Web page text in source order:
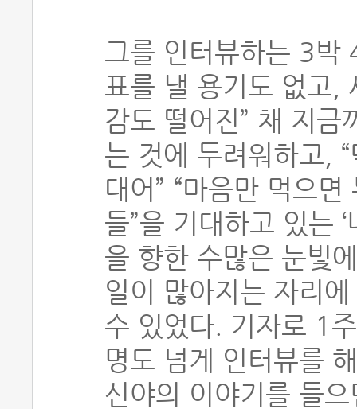
그를 인터뷰하는 3박
표를 낼 용기도 없고,
감도 떨어진” 채 지금
는 것에 두려워하고,
대어” “마음만 먹으
들”을 기대하고 있는
을 향한 수많은 눈빛
일이 많아지는 자리
수 있었다. 기자로 1
명도 넘게 인터뷰를
신야의 이야기를 들